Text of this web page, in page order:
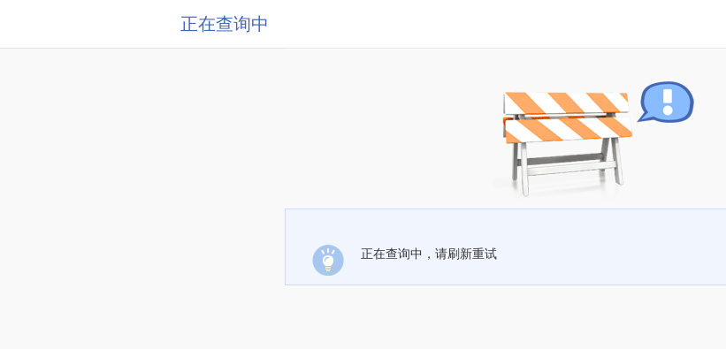
正在查询中
正在查询中，请刷新重试